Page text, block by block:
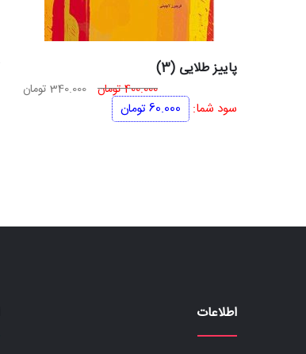
پاییز طلایی (3)
400.000تومان قیمت
340.000 تومان
سود شما: 60.000تومان
اطلاعات